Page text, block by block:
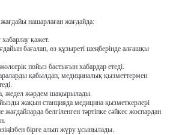
нашарлаған жағдайда:
қажет.
бағалап, өз құзыреті шеңберінде алғашқы
пойыз бастығын хабардар етеді.
қабылдап, медициналық қызметтермен
жедел жәрдем шақырылады.
жақын станцияда медицина қызметкерлері
белгіленген тәртіпке сәйкес жоспардан
бірге алып жүру ұсынылады.